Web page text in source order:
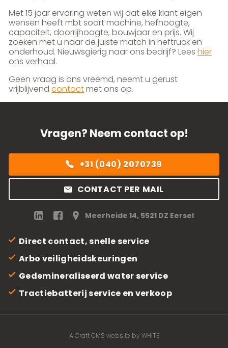
Met 15 jaar ervaring weten wij dat elke klant eigen
wensen heeft mbt soort machine, hefhoogte,
capaciteit, doorrijhoogte, bouwjaar en prijs. Wij
zoeken met u naar de juiste match in heftruck en
onderhoud. Nieuwsgierig naar ons bedrijf? Leeshier
ons verhaal.
Geen vraag is ons vreemd, neemt u gerust
vrijblijvendcontactmet ons op.
Vragen? Neem contact op!
+31 (040) 2070739
CONTACT PER MAIL
Meerheide 14, 5521 DZ Eersel
Direct contact, snelle service
Arbo veiligheidskeuringen
Gedemineraliseerd water service
Tractiebatterij service en verkoop
A Craft CMS website by WHITE